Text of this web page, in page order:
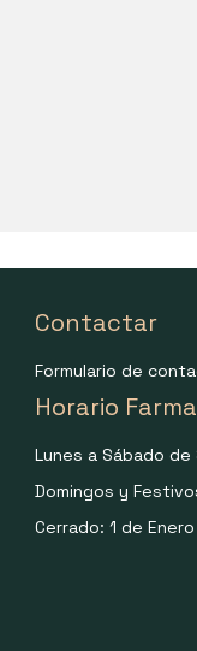
Contactar
Formulario de
Horario
Lunes a Sábado
Domingos y
Cerrado: 1 de